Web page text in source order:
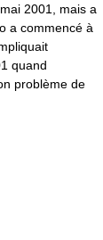
2001, mais a
a commencé à
quand
problème de